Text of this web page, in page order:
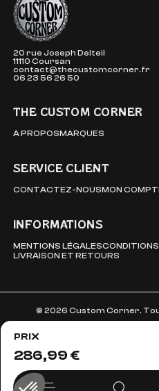
PRIX
286,99 €
20 rue Joseph Delteil
11110 Coursan
contact@thecustomcorner.fr
06 23 56 26 50
THE CUSTOM CORNER
A PROPOSMARQUES
SERVICE CLIENT
CONTACTEZ-NOUSMON
INFORMATIONS
MENTIONS LÉGALES
LIVRAISON ET RETOURS
© 2026 Custom Corner.